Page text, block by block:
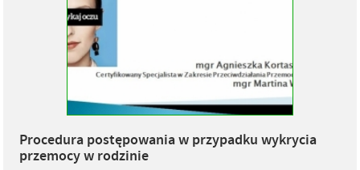
Procedura postępowania w przypadku wykrycia
przemocy w rodzinie